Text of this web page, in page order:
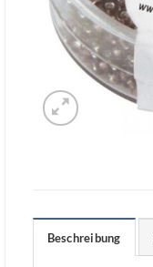
Beschreibung